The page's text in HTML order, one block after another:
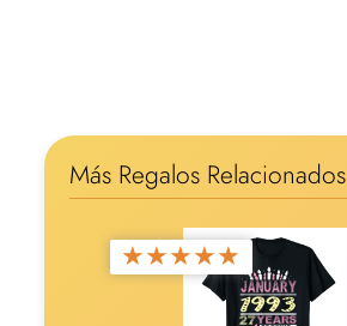
Más Regalos Relacionados
★★★★★